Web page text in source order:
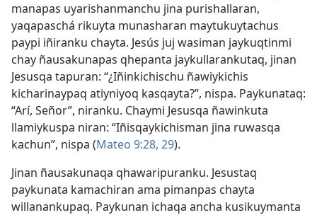
manapas uyarishanmanchu jina purishallaran,
yaqapaschá rikuyta munasharan maytukuytachus
paypi iñiranku chayta. Jesús juj wasiman jaykuqtinmi
chay ñausakunapas qhepanta jaykullarankutaq, jinan
Jesusqa tapuran: “¿Iñinkichischu ñawiykichis
kicharinaypaq atiyniyoq kasqayta?”, nispa. Paykunataq:
“Arí, Señor”, niranku. Chaymi Jesusqa ñawinkuta
llamiykuspa niran: “Iñisqaykichisman jina ruwasqa
kachun”, nispa (Mateo 9:28, 29).
Jinan ñausakunaqa qhawaripuranku. Jesustaq
paykunata kamachiran ama pimanpas chayta
willanankupaq. Paykunan ichaqa ancha kusikuymanta